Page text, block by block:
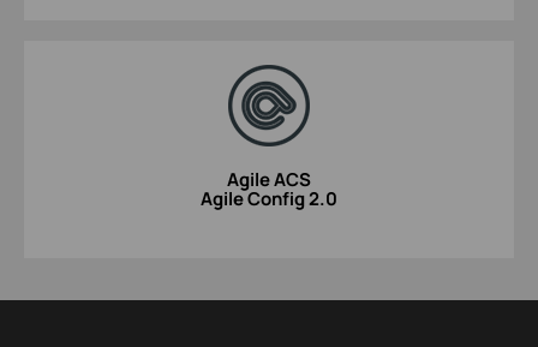
Agile ACS
Agile Config 2.0